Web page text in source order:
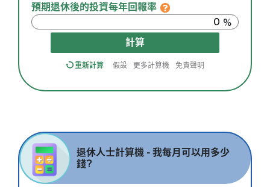
預期退休後的投資每年回報率
計算
重新計算 假設 更多計算機 免責聲明
退休人士計算機 - 我每月可以用多少
錢?